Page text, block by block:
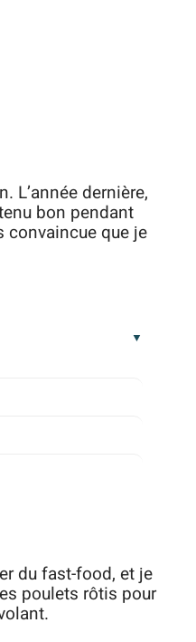
L’année dernière,
bon pendant
convaincue que je
du fast-food, et je
poulets rôtis pour